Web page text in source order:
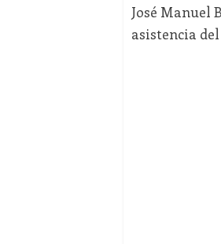
José Manuel
asistencia